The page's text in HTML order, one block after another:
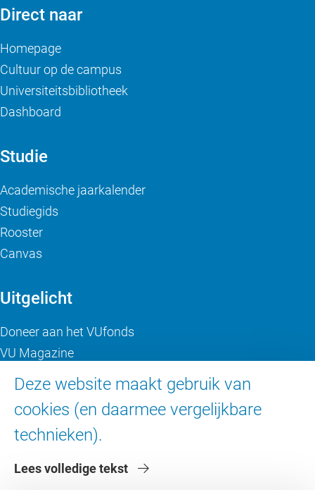
Deze website maakt gebruik van
cookies (en daarmee vergelijkbare
technieken).
Lees volledige tekst
Direct naar
Homepage
Cultuur op de campus
Universiteitsbibliotheek
Dashboard
Studie
Academische jaarkalender
Studiegids
Rooster
Canvas
Uitgelicht
Doneer aan het VUfonds
VU Magazine
Over de VU
Contact en route